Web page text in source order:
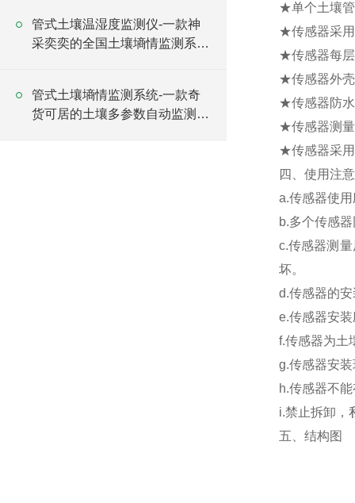
管式土壤温湿度监测仪-一款神
采奕奕的全国土壤墒情监测系统
管式土壤墒情监测系统-一款奇
货可居的土壤多参数自动监测站
★单个土壤管
★传感器采用
★传感器每层
★传感器外壳
★传感器防
★传感器测量
★传感器采用
四、使用注
a.传感器使
b.多个传感
c.传感器测
坏。
d.传感器的
e.传感器安
f.传感器为土
g.传感器安
h.传感器不
i.禁止拆卸，
五、结构图